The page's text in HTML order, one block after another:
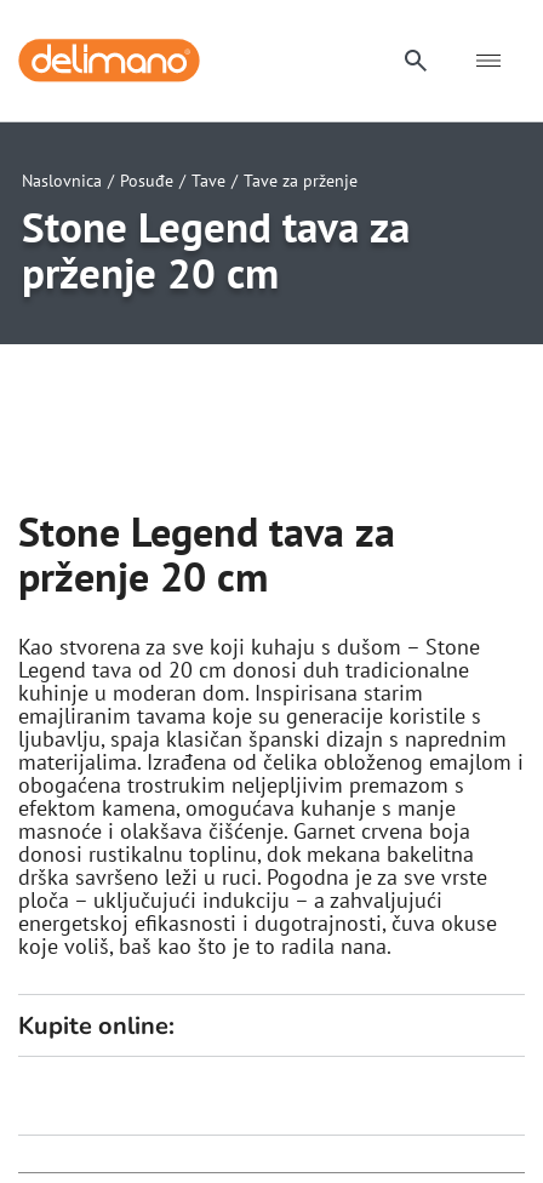
Naslovnica / Posuđe / Tave / Tave za prženje
Stone Legend tava za
prženje 20 cm
Stone Legend tava za
prženje 20 cm
Kao stvorena za sve koji kuhaju s dušom – Stone
Legend tava od 20 cm donosi duh tradicionalne
kuhinje u moderan dom. Inspirisana starim
emajliranim tavama koje su generacije koristile s
ljubavlju, spaja klasičan španski dizajn s naprednim
materijalima. Izrađena od čelika obloženog emajlom i
obogaćena trostrukim neljepljivim premazom s
efektom kamena, omogućava kuhanje s manje
masnoće i olakšava čišćenje. Garnet crvena boja
donosi rustikalnu toplinu, dok mekana bakelitna
drška savršeno leži u ruci. Pogodna je za sve vrste
ploča – uključujući indukciju – a zahvaljujući
energetskoj efikasnosti i dugotrajnosti, čuva okuse
koje voliš, baš kao što je to radila nana.
Kupite online: